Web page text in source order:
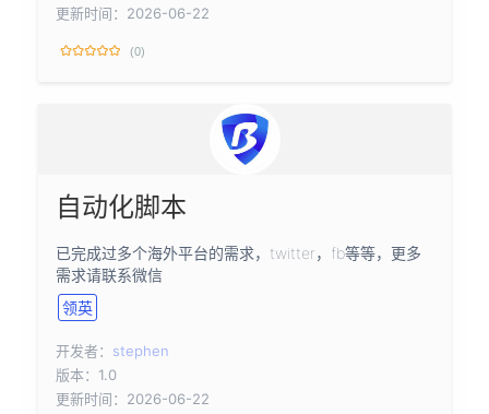
更新时间：2026-06-22
(0)
自动化脚本
已完成过多个海外平台的需求，twitter，fb等等，更多
需求请联系微信
领英
开发者： stephen
版本：1.0
更新时间：2026-06-22